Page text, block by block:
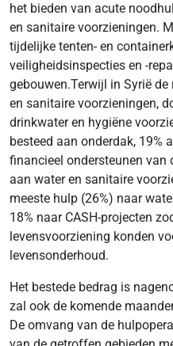
het bieden van acute
en sanitaire voorzieningen.
tijdelijke tenten- en
veiligheidsinspecties en -
gebouwen.Terwijl in Syrië
en sanitaire voorzieningen,
drinkwater en hygiëne
besteed aan onderdak, 19%
financieel ondersteunen van
aan water en sanitaire
meeste hulp (26%) naar
18% naar CASH-projecten
levensvoorziening konden
levensonderhoud.
Het bestede bedrag is
zal ook de komende
De omvang van de